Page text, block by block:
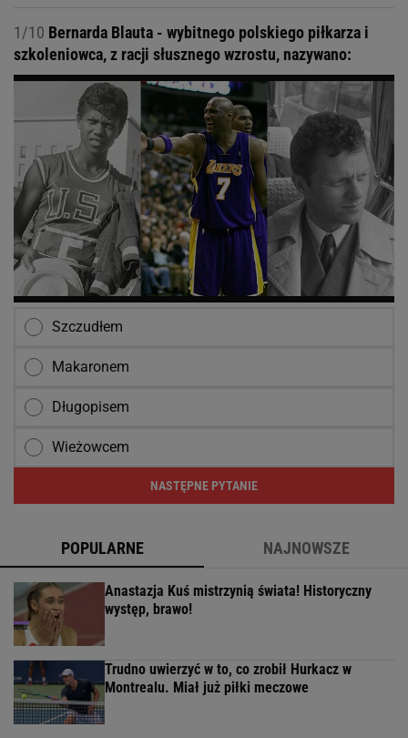
1/10 Bernarda Blauta - wybitnego polskiego piłkarza i
szkoleniowca, z racji słusznego wzrostu, nazywano:
Szczudłem
Makaronem
Długopisem
Wieżowcem
NASTĘPNE PYTANIE
POPULARNE NAJNOWSZE
Anastazja Kuś mistrzynią świata! Historyczny
występ, brawo!
Trudno uwierzyć w to, co zrobił Hurkacz w
Montrealu. Miał już piłki meczowe